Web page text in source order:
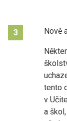
3 Nově
tento
v
a